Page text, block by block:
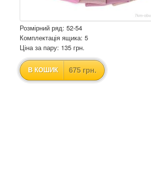
Розмірний ряд: 52-54
Комплектація ящика: 5
Ціна за пару: 135 грн.
В КОШИК 675 грн.